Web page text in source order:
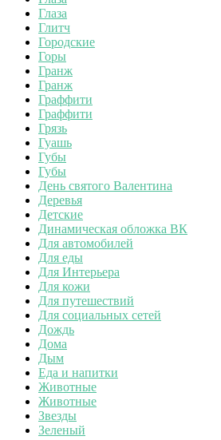
Глаза
Глитч
Городские
Горы
Гранж
Гранж
Граффити
Граффити
Грязь
Гуашь
Губы
Губы
День святого Валентина
Деревья
Детские
Динамическая обложка ВК
Для автомобилей
Для еды
Для Интерьера
Для кожи
Для путешествий
Для социальных сетей
Дождь
Дома
Дым
Еда и напитки
Животные
Животные
Звезды
Зеленый